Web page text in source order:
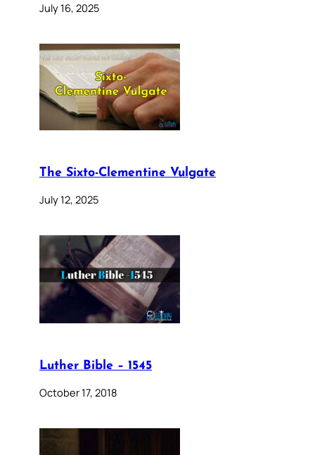
July 16, 2025
The Sixto-Clementine Vulgate
July 12, 2025
Luther Bible – 1545
October 17, 2018